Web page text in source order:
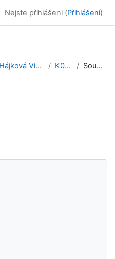
Nejste přihlášeni (Přihlášení)
Ing. Hájková Viera K009 Souhrn